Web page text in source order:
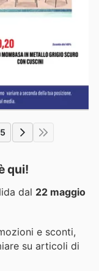
qui!
dal 22 maggio
e sconti,
su articoli di